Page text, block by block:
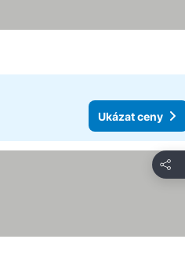
Ukázat ceny
Sdílet